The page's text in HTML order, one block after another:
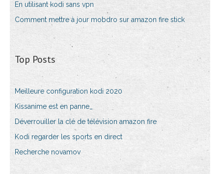
En utilisant kodi sans vpn
Comment mettre à jour mobdro sur amazon fire stick
Top Posts
Meilleure configuration kodi 2020
Kissanime est en panne_
Déverrouiller la clé de télévision amazon fire
Kodi regarder les sports en direct
Recherche novamov